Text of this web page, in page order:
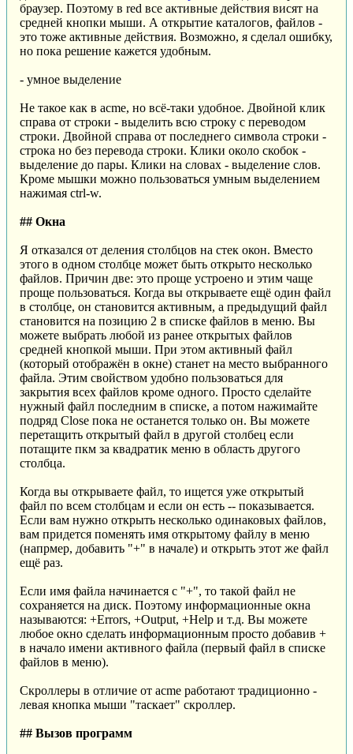
браузер. Поэтому в red все активные действия висят на
средней кнопки мыши. А открытие каталогов, файлов -
это тоже активные действия. Возможно, я сделал ошибку,
но пока решение кажется удобным.
- умное выделение
Не такое как в acme, но всё-таки удобное. Двойной клик
справа от строки - выделить всю строку с переводом
строки. Двойной справа от последнего символа строки -
строка но без перевода строки. Клики около скобок -
выделение до пары. Клики на словах - выделение слов.
Кроме мышки можно пользоваться умным выделением
нажимая ctrl-w.
## Окна
Я отказался от деления столбцов на стек окон. Вместо
этого в одном столбце может быть открыто несколько
файлов. Причин две: это проще устроено и этим чаще
проще пользоваться. Когда вы открываете ещё один файл
в столбце, он становится активным, а предыдущий файл
становится на позицию 2 в списке файлов в меню. Вы
можете выбрать любой из ранее открытых файлов
средней кнопкой мыши. При этом активный файл
(который отображён в окне) станет на место выбранного
файла. Этим свойством удобно пользоваться для
закрытия всех файлов кроме одного. Просто сделайте
нужный файл последним в списке, а потом нажимайте
подряд Close пока не останется только он. Вы можете
перетащить открытый файл в другой столбец если
потащите пкм за квадратик меню в область другого
столбца.
Когда вы открываете файл, то ищется уже открытый
файл по всем столбцам и если он есть -- показывается.
Если вам нужно открыть несколько одинаковых файлов,
вам придется поменять имя открытому файлу в меню
(напрмер, добавить "+" в начале) и открыть этот же файл
ещё раз.
Если имя файла начинается с "+", то такой файл не
сохраняется на диск. Поэтому информационные окна
называются: +Errors, +Output, +Help и т.д. Вы можете
любое окно сделать информационным просто добавив +
в начало имени активного файла (первый файл в списке
файлов в меню).
Скроллеры в отличие от acme работают традиционно -
левая кнопка мыши "таскает" скроллер.
## Вызов программ